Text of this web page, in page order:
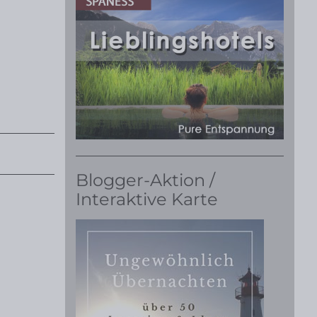
Blogger-Aktion /
Interaktive Karte